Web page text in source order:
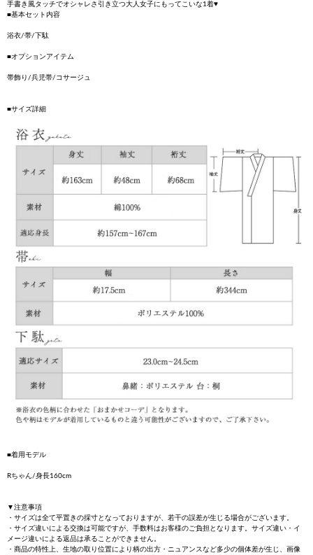
手書き風タッチでオシャレさ引き立つ大人女子にもってこいな1着♥
■基本セット内容
浴衣/帯/下駄
■オプションアイテム
帯飾り/兵児帯/コサージュ
■サイズ詳細
■着用モデル
Rちゃん/身長160cm
▼注意事項
・サイズは全て平置きの採寸となっておりますが、若干の誤差が生じる場合がございます。
・サイズ違いによる交換は可能ですが、手数料はお客様のご負担となります。サイズ違い・イ
メージ違いによる返品は承ることができません。
・商品の特性上、生地の取り位置により柄の出方・ニュアンスなど多少の個体差が生じ、画像